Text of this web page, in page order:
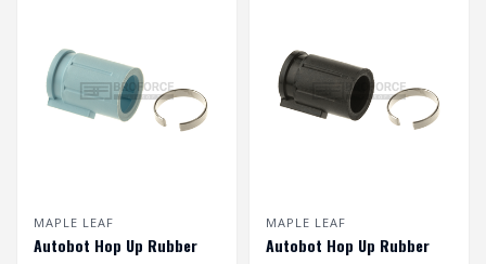
MAPLE LEAF
Autobot Hop Up Rubber
MAPLE LEAF
Autobot Hop Up Rubber